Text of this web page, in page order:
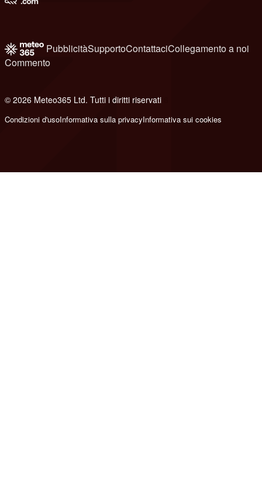
PubblicitàSupportoContattaciCollegamento a noi
Commento
© 2026 Meteo365 Ltd. Tutti i diritti riservati
Condizioni d'usoInformativa sulla privacyInformativa sui cookies